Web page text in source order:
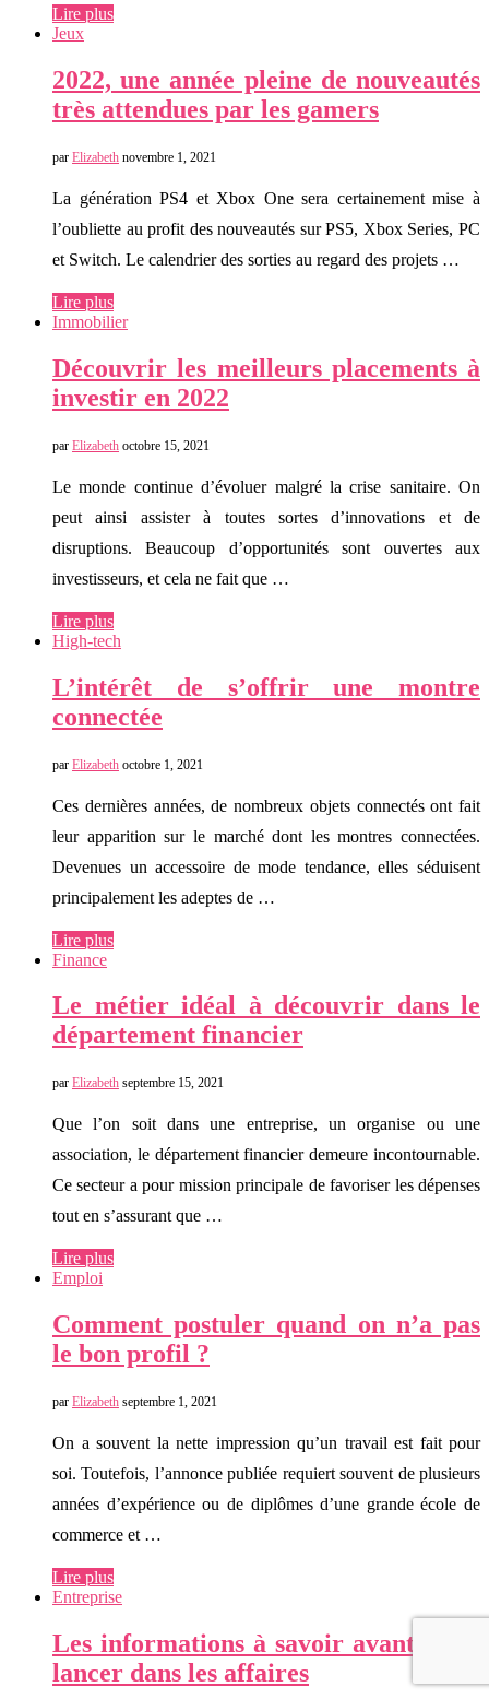
Lire plus
Jeux
2022, une année pleine de nouveautés
très attendues par les gamers
par Elizabeth novembre 1, 2021
La génération PS4 et Xbox One sera certainement mise à
l’oubliette au profit des nouveautés sur PS5, Xbox Series, PC
et Switch. Le calendrier des sorties au regard des projets …
Lire plus
Immobilier
Découvrir les meilleurs placements à
investir en 2022
par Elizabeth octobre 15, 2021
Le monde continue d’évoluer malgré la crise sanitaire. On
peut ainsi assister à toutes sortes d’innovations et de
disruptions. Beaucoup d’opportunités sont ouvertes aux
investisseurs, et cela ne fait que …
Lire plus
High-tech
L’intérêt de s’offrir une montre
connectée
par Elizabeth octobre 1, 2021
Ces dernières années, de nombreux objets connectés ont fait
leur apparition sur le marché dont les montres connectées.
Devenues un accessoire de mode tendance, elles séduisent
principalement les adeptes de …
Lire plus
Finance
Le métier idéal à découvrir dans le
département financier
par Elizabeth septembre 15, 2021
Que l’on soit dans une entreprise, un organise ou une
association, le département financier demeure incontournable.
Ce secteur a pour mission principale de favoriser les dépenses
tout en s’assurant que …
Lire plus
Emploi
Comment postuler quand on n’a pas
le bon profil ?
par Elizabeth septembre 1, 2021
On a souvent la nette impression qu’un travail est fait pour
soi. Toutefois, l’annonce publiée requiert souvent de plusieurs
années d’expérience ou de diplômes d’une grande école de
commerce et …
Lire plus
Entreprise
Les informations à savoir avant de se
lancer dans les affaires